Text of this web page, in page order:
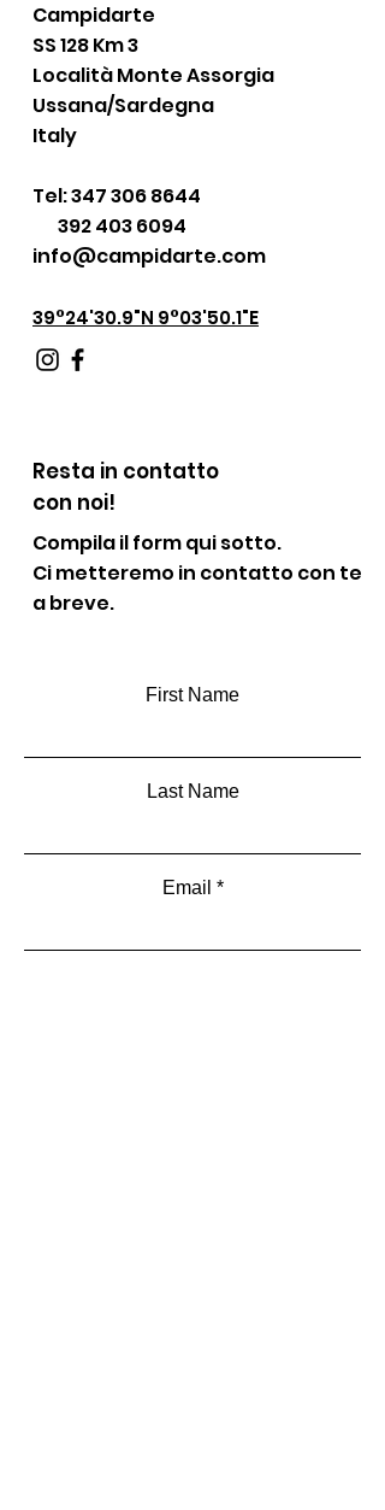
Campidarte
SS 128 Km 3
Località Monte Assorgia
Ussana/Sardegna
Italy
Tel:347 306 8644
392 403 6094
info@campidarte.com
39°24'30.9"N 9°03'50.1"E
Resta in contatto
con noi!
Compila il form qui sotto.
Ci metteremo in contatto con te
a breve.
First Name
Last Name
Email